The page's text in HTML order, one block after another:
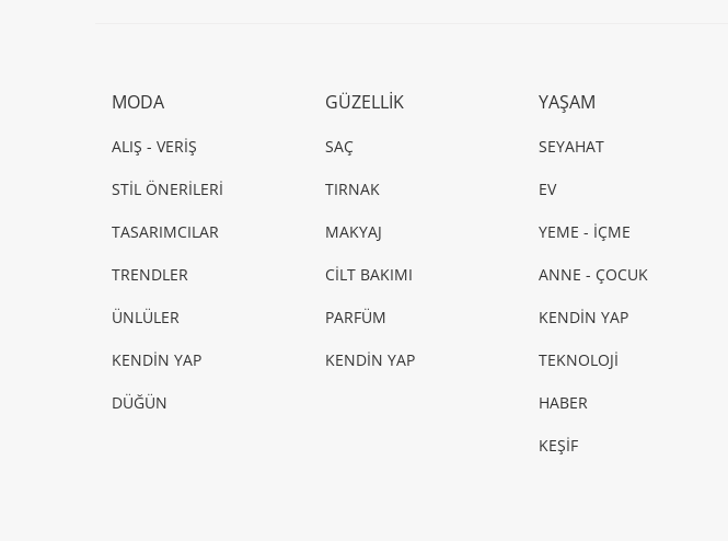
MODA
ALIŞ - VERİŞ
STİL ÖNERİLERİ
TASARIMCILAR
TRENDLER
ÜNLÜLER
KENDİN YAP
DÜĞÜN
GÜZELLİK
SAÇ
TIRNAK
MAKYAJ
CİLT BAKIMI
PARFÜM
KENDİN YAP
YAŞAM
SEYAHAT
EV
YEME - İÇME
ANNE - ÇOCUK
KENDİN YAP
TEKNOLOJİ
HABER
KEŞİF